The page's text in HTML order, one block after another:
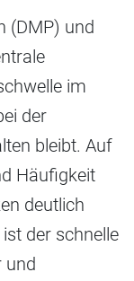
(DMP) und
im
der
bleibt. Auf
Häufigkeit
deutlich
der schnelle
und